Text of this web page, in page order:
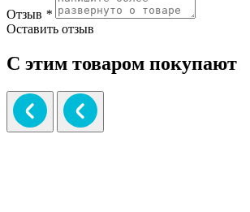
Отзыв *
Оставить отзыв
С этим товаром покупают